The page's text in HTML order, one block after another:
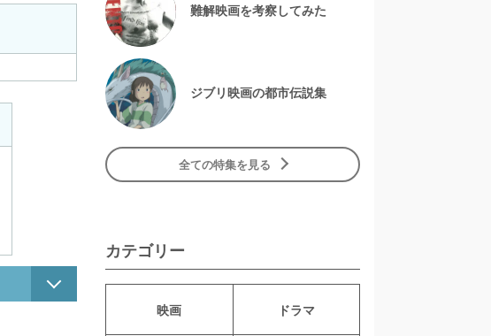
難解映画を考察してみた
ジブリ映画の都市伝説集
全ての特集を見る
カテゴリー
映画 ドラマ